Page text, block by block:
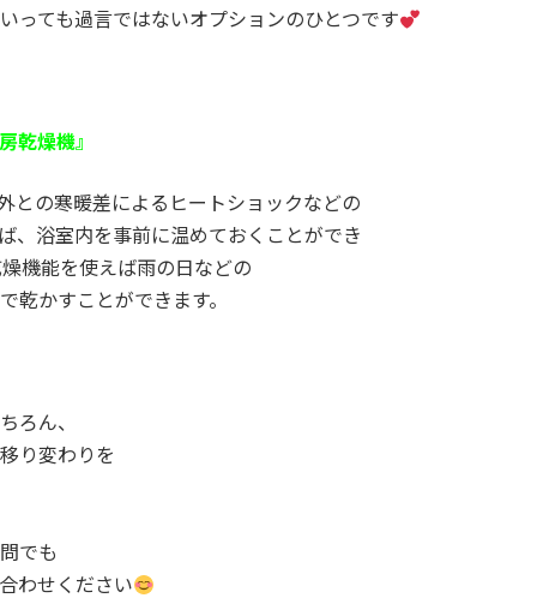
っても過言ではないオプションのひとつです
乾燥機』
との寒暖差によるヒートショックなどの
、浴室内を事前に温めておくことができ
機能を使えば雨の日などの
乾かすことができます。
ろん、
り変わりを
でも
わせください